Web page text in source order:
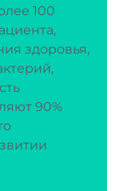
100
здоровья,
90%